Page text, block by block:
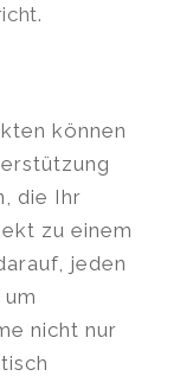
können
die Ihr
zu einem
jeden
nicht nur